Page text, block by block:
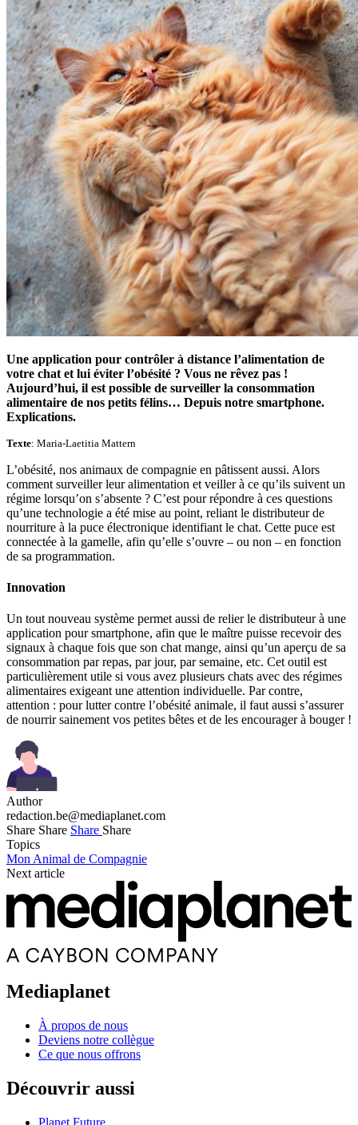
Une application pour contrôler à distance l’alimentation de
votre chat et lui éviter l’obésité ? Vous ne rêvez pas !
Aujourd’hui, il est possible de surveiller la consommation
alimentaire de nos petits félins… Depuis notre smartphone.
Explications.
Texte: Maria-Laetitia Mattern
L’obésité, nos animaux de compagnie en pâtissent aussi. Alors
comment surveiller leur alimentation et veiller à ce qu’ils suivent un
régime lorsqu’on s’absente ? C’est pour répondre à ces questions
qu’une technologie a été mise au point, reliant le distributeur de
nourriture à la puce électronique identifiant le chat. Cette puce est
connectée à la gamelle, afin qu’elle s’ouvre – ou non – en fonction
de sa programmation.
Innovation
Un tout nouveau système permet aussi de relier le distributeur à une
application pour smartphone, afin que le maître puisse recevoir des
signaux à chaque fois que son chat mange, ainsi qu’un aperçu de sa
consommation par repas, par jour, par semaine, etc. Cet outil est
particulièrement utile si vous avez plusieurs chats avec des régimes
alimentaires exigeant une attention individuelle. Par contre,
attention : pour lutter contre l’obésité animale, il faut aussi s’assurer
de nourrir sainement vos petites bêtes et de les encourager à bouger !
Author
redaction.be@mediaplanet.com
Share Share Share Share
Topics
Mon Animal de Compagnie
Next article
Mediaplanet
À propos de nous
Deviens notre collègue
Ce que nous offrons
Découvrir aussi